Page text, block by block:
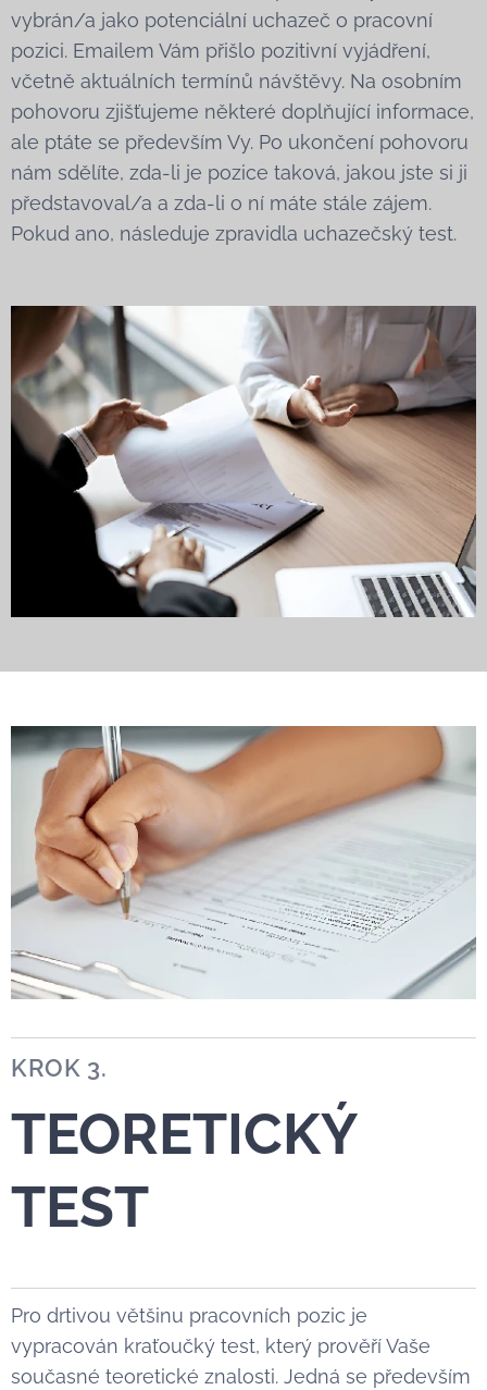
vybrán/a jako potenciální uchazeč o pracovní
pozici. Emailem Vám přišlo pozitivní vyjádření,
včetně aktuálních termínů návštěvy. Na osobním
pohovoru zjišťujeme některé doplňující informace,
ale ptáte se především Vy. Po ukončení pohovoru
nám sdělíte, zda-li je pozice taková, jakou jste si ji
představoval/a a zda-li o ní máte stále zájem.
Pokud ano, následuje zpravidla uchazečský test.
KROK 3.
TEORETICKÝ
TEST
Pro drtivou většinu pracovních pozic je
vypracován kraťoučký test, který prověří Vaše
současné teoretické znalosti. Jedná se především